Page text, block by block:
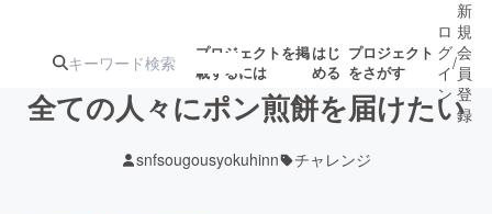
プロジェクトを掲
載するには
はじ
める
プロジェクト
をさがす
ロ
グ
イ
ン
/
新
規
会
員
登
録
全ての人々にポン煎餅を届けたい
snfsougousyokuhinn チャレンジ